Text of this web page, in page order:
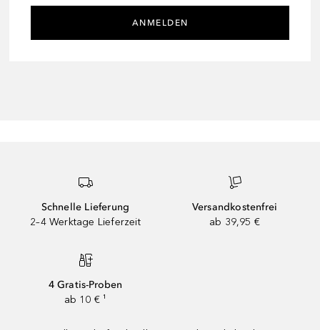
ANMELDEN
Schnelle Lieferung
2–4 Werktage Lieferzeit
Versandkostenfrei
ab 39,95 €
4 Gratis-Proben
ab 10 € ¹